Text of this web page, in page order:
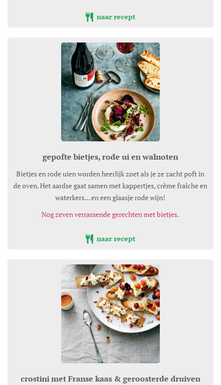
naar recept
gepofte bietjes, rode ui en walnoten
Bietjes en rode uien worden heerlijk zoet als je ze zacht poft in
de oven. Het aardse gaat samen met kappertjes, crème fraîche en
waterkers… en een glaasje rode wijn!
Nog zeven verrassende gerechten met bietjes.
naar recept
crostini met Franse kaas & geroosterde druiven